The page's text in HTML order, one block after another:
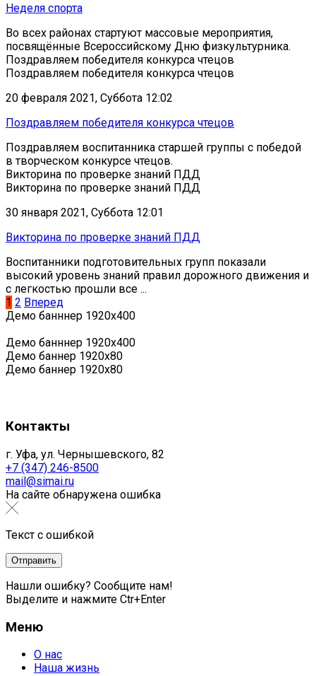
Неделя спорта
Во всех районах стартуют массовые мероприятия,
посвящённые Всероссийскому Дню физкультурника.
Поздравляем победителя конкурса чтецов
Поздравляем победителя конкурса чтецов
20 февраля 2021, Суббота 12:02
Поздравляем победителя конкурса чтецов
Поздравляем воспитанника старшей группы с победой
в творческом конкурсе чтецов.
Викторина по проверке знаний ПДД
Викторина по проверке знаний ПДД
30 января 2021, Суббота 12:01
Викторина по проверке знаний ПДД
Воспитанники подготовительных групп показали
высокий уровень знаний правил дорожного движения и
с легкостью прошли все ...
1 2 Вперед
Демо банннер 1920х400
Демо банннер 1920х400
Демо баннер 1920x80
Демо баннер 1920x80
Контакты
г. Уфа, ул. Чернышевского, 82
+7 (347) 246-8500
mail@simai.ru
На сайте обнаружена ошибка
Текст с ошибкой
Нашли ошибку? Сообщите нам!
Выделите и нажмите Ctr+Enter
Меню
О нас
Наша жизнь